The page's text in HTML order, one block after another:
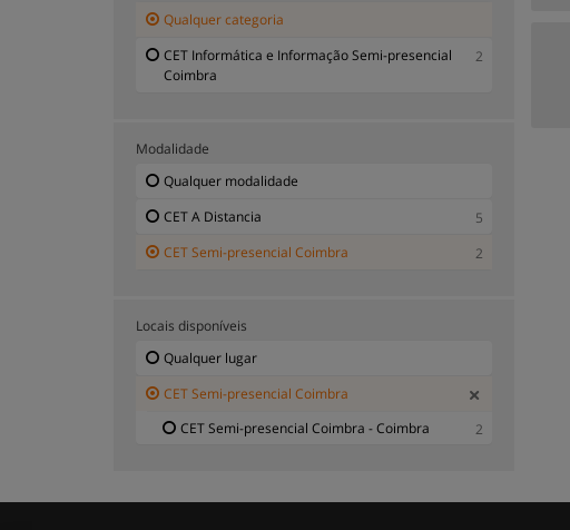
Qualquer categoria
CET Informática e Informação Semi-presencial
Coimbra
2
Modalidade
Qualquer modalidade
CET A Distancia
5
CET Semi-presencial Coimbra
2
Locais disponíveis
Qualquer lugar
CET Semi-presencial Coimbra
CET Semi-presencial Coimbra - Coimbra
2